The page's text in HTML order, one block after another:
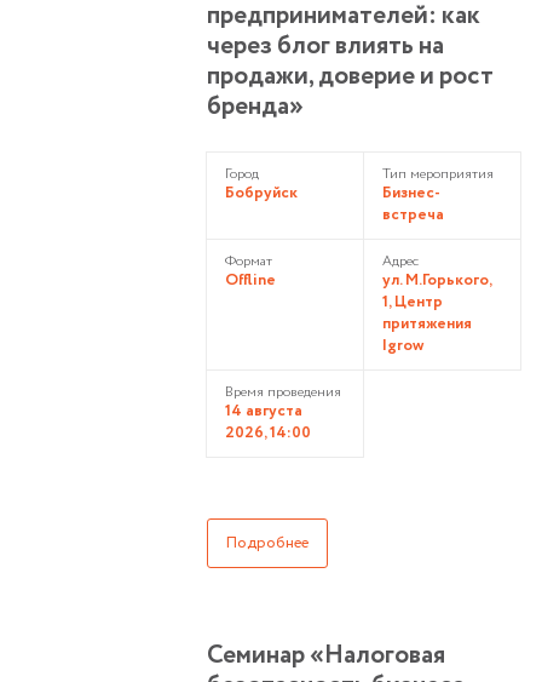
предпринимателей: как
через блог влиять на
продажи, доверие и рост
бренда»
Город
Бобруйск
Тип мероприятия
Бизнес-
встреча
Формат
Offline
Адрес
ул. М.Горького,
1, Центр
притяжения
Igrow
Время проведения
14 августа
2026, 14:00
Подробнее
Семинар «Налоговая